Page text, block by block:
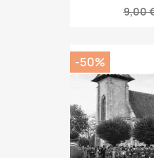
9,00
-50%